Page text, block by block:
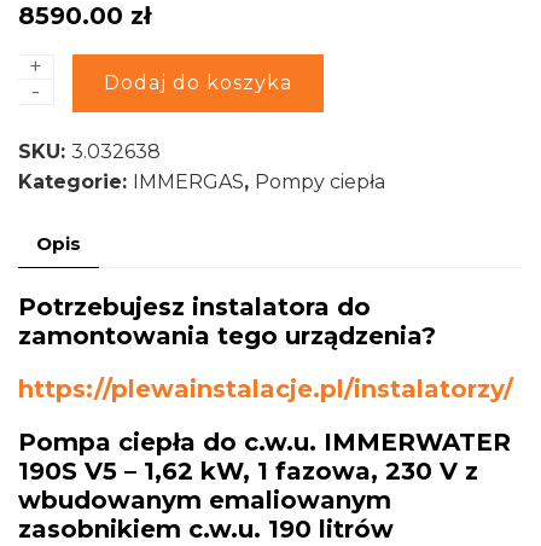
8590.00 zł
ilość
Pompa
do
c.w.u.
190S
-
1,62
1
fazowa,
230
V
z
+
-
Dodaj do koszyka
Alternative:
SKU: 3.032638
Kategorie:
IMMERGAS, Pompy ciepła
Opis
Potrzebujesz instalatora do
zamontowania tego urządzenia?
https://plewainstalacje.pl/instalatorzy/
Pompa ciepła do c.w.u. IMMERWATER
190S V5 – 1,62 kW, 1 fazowa, 230 V z
wbudowanym emaliowanym
zasobnikiem c.w.u. 190 litrów